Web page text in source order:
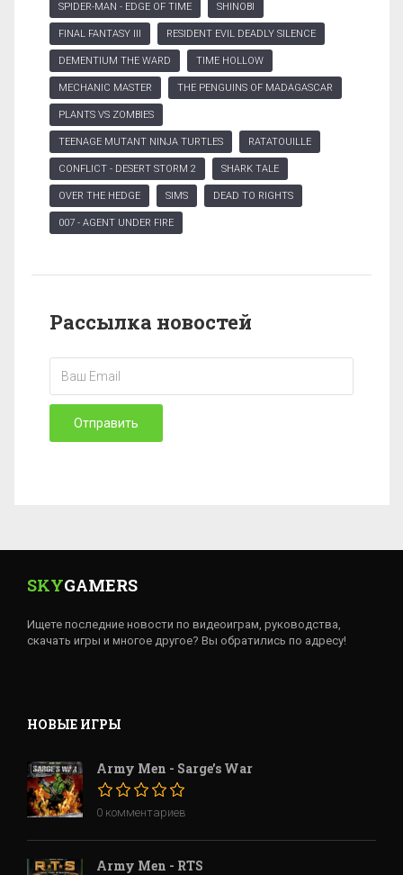
SPIDER-MAN - EDGE OF TIME SHINOBI
FINAL FANTASY III RESIDENT EVIL DEADLY SILENCE
DEMENTIUM THE WARD TIME HOLLOW
MECHANIC MASTER THE PENGUINS OF MADAGASCAR
PLANTS VS ZOMBIES
TEENAGE MUTANT NINJA TURTLES RATATOUILLE
CONFLICT - DESERT STORM 2 SHARK TALE
OVER THE HEDGE SIMS DEAD TO RIGHTS
007 - AGENT UNDER FIRE
Рассылка новостей
Отправить
SKYGAMERS
Ищете последние новости по видеоиграм, руководства,
скачать игры и многое другое? Вы обратились по адресу!
НОВЫЕ ИГРЫ
Army Men - Sarge's War
0 комментариев
Army Men - RTS